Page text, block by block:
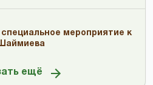
специальное мероприятие к
ещё